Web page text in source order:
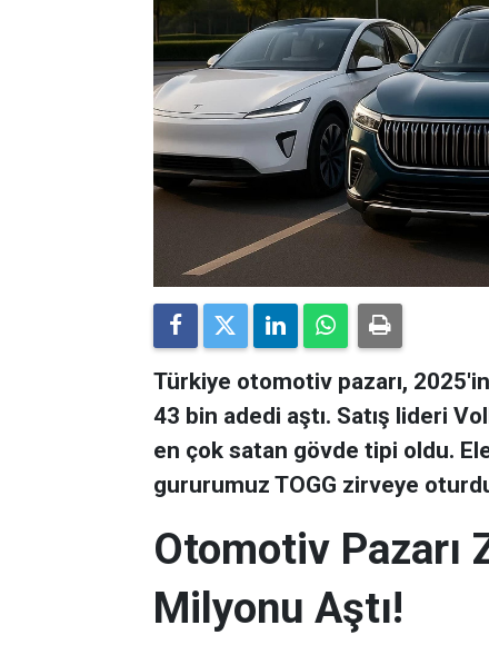
Türkiye otomotiv pazarı,
43 bin adedi aştı. Satış lideri
en çok satan gövde tipi oldu.
gururumuz TOGG zirveye
Otomotiv Pazarı
Milyonu Aştı!